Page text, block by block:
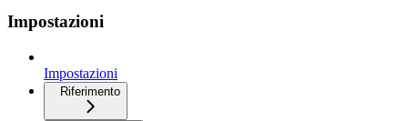
Impostazioni
Impostazioni
Riferimento